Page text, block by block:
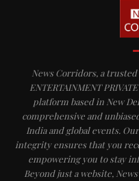
News Corridors, a trusted
ENTERTAINMENT
platform based in New
comprehensive and
India and global events.
integrity ensures that you
empowering you to stay
Beyond just a website,